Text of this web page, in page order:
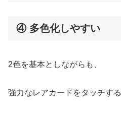
④ 多色化しやすい
2色を基本としながらも、
強力なレアカードをタッチする